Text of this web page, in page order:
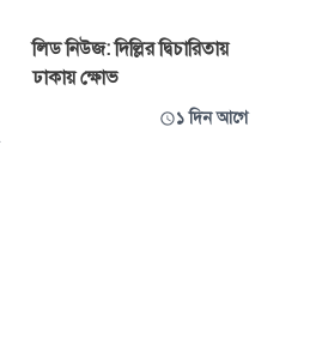
লিড নিউজ: দিল্লির দ্বিচারিতায়
ঢাকায় ক্ষোভ
১ দিন আগে